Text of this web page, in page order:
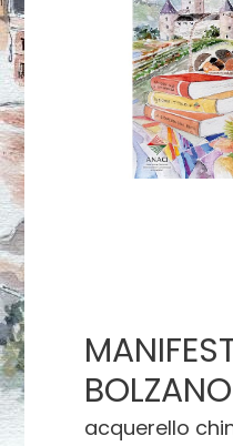
BOLZANO
acquerello